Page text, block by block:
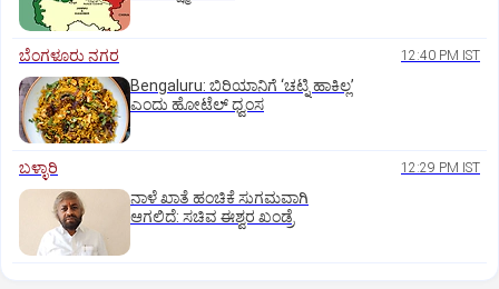
ಬೆಂಗಳೂರು ನಗರ 12:40 PM IST
Bengaluru: ಬಿರಿಯಾನಿಗೆ ‘ಚಟ್ನಿ ಹಾಕಿಲ್ಲ’
ಎಂದು ಹೋಟೆಲ್‌ ಧ್ವಂಸ
ಬಳ್ಳಾರಿ 12:29 PM IST
ನಾಳೆ ಖಾತೆ ಹಂಚಿಕೆ ಸುಗಮವಾಗಿ
ಆಗಲಿದೆ: ಸಚಿವ ಈಶ್ವರ ಖಂಡ್ರೆ